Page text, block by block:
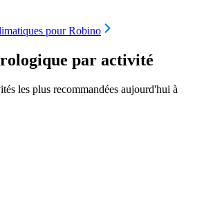
pour Robino
par activité
les plus recommandées aujourd'hui à